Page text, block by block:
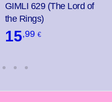
GIMLI 629 (The Lord of
the Rings)
15,99€